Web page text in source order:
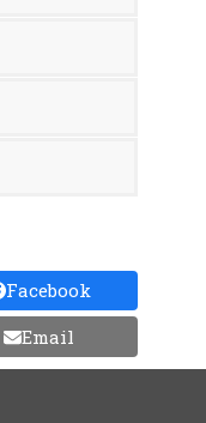
Facebook
Email